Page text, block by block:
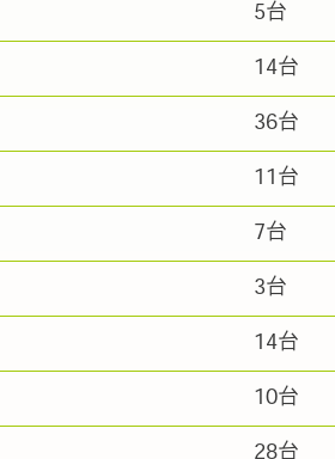
5台
14台
36台
11台
7台
3台
14台
10台
28台